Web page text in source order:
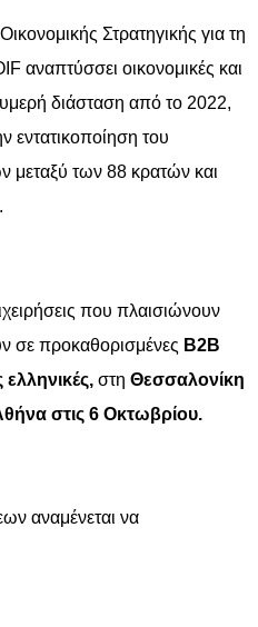
Στρατηγικής για τη
αναπτύσσει οικονομικές και
διάσταση από το 2022,
εντατικοποίηση του
μεταξύ των 88 κρατών και
που πλαισιώνουν
σε προκαθορισμένες B2B
ελληνικές, στη Θεσσαλονίκη
στις 6 Οκτωβρίου.
αναμένεται να